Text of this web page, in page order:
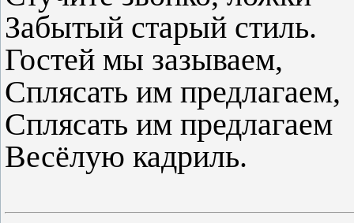
Забытый старый стиль.
Гостей мы зазываем,
Сплясать им предлагаем,
Сплясать им предлагаем
Весёлую кадриль.